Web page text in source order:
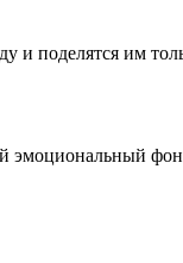
поделятся им